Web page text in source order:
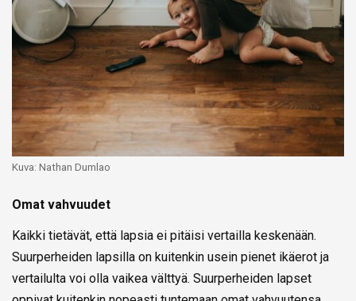
Kuva: Nathan Dumlao
Omat vahvuudet
Kaikki tietävät, että lapsia ei pitäisi vertailla keskenään.
Suurperheiden lapsilla on kuitenkin usein pienet ikäerot ja
vertailulta voi olla vaikea välttyä. Suurperheiden lapset